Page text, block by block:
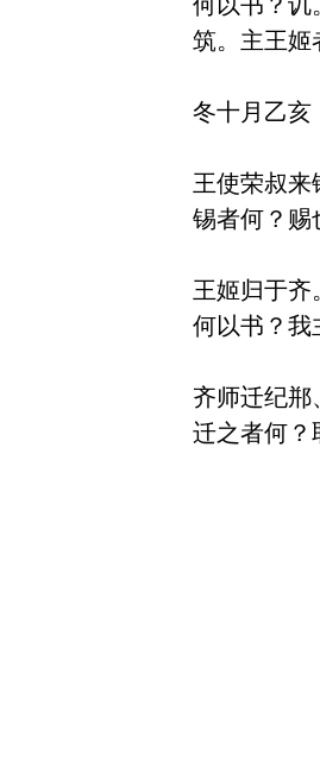
筑。主王姬
冬十月乙亥
王使荣叔来
锡者何？赐
王姬归于齐。
何以书？我
齐师迁纪郱